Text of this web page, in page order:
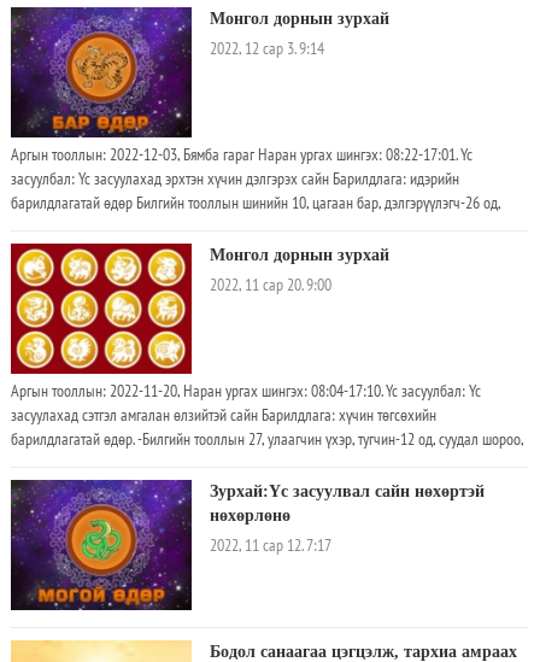
Монгол дорнын зурхай
2022, 12 сар 3. 9:14
Аргын тооллын: 2022-12-03, Бямба гараг Наран ургах шингэх: 08:22-17:01. Үс
засуулбал: Үс засуулахад эрхтэн хүчин дэлгэрэх сайн Барилдлага: идэрийн
барилдлагатай өдөр Билгийн тооллын шинийн 10, цагаан бар, дэлгэрүүлэгч-26 од,
нар ургах/шингэх цаг: 08:22-17:01. -Өдрийн сайн цаг: Нохой(19:40-21:40),
хулгана(23:40-01:40), үхэр(01:40-03:40), луу(07:40-09:40), хонь(13:40-15:40) болой.
-Хүний сүлд ам, мөр, бэлхүүст, гэрийн сүлд гэр, байшинд орших болой. -Үс засуулахад
эрхтэн хүчин дэлгэрэх сайн
Монгол дорнын зурхай
2022, 11 сар 20. 9:00
Аргын тооллын: 2022-11-20, Наран ургах шингэх: 08:04-17:10. Үс засуулбал: Үс
засуулахад сэтгэл амгалан өлзийтэй сайн Барилдлага: хүчин төгсөхийн
барилдлагатай өдөр. -Билгийн тооллын 27, улаагчин үхэр, тугчин-12 од, суудал шороо,
08:04-17:10. -Өдрийн сайн цаг: Могой(09:40-11:40), бич(15:40-17:40), гахай(21:40-
23:40), бар(03:40-05:40), туулай(05:40-07:40) болой. -Хүний сүлд нүд, өвдөг, хөлний
булчинд, гэрийн сүлд голомтонд орших болой. -Үс засуулахад сэтгэл амгалан өлзийтэй
сайн. Гэвч хонь, бар, туулай жилтнээ муу цээрлэвэл зохилтой. -Хол газар явагсад
баруун зүгт мөрөө гаргавал зохистой. -Тахиа, могой, үхэр, луу жилтнээ аливаа үйлийг
хийхэд эерэг сайн
Зурхай:Үс засуулвал сайн нөхөртэй
нөхөрлөнө
2022, 11 сар 12. 7:17
Бодол санаагаа цэгцэлж, тархиа амраах